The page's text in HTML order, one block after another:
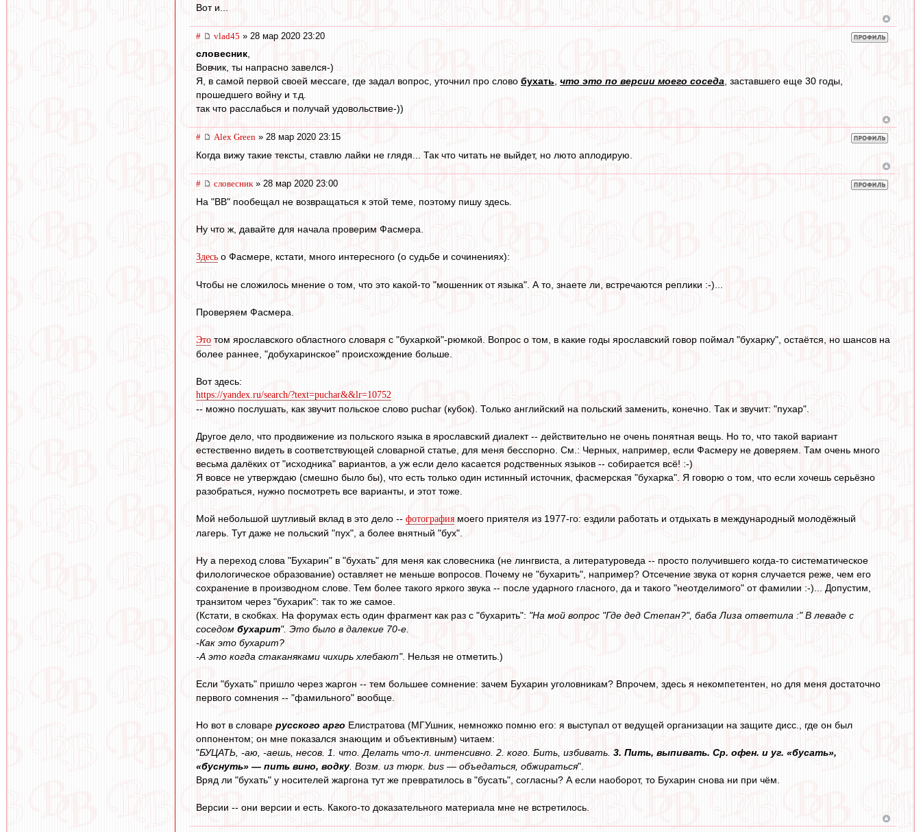
Вот и...
# vlad45 » 28 мар 2020 23:20
словесник,
Вовчик, ты напрасно завелся-)
Я, в самой первой своей мессаге, где задал вопрос, уточнил про слово бухать, что это по версии моего соседа, заставшего еще 30 годы,
прошедшего войну и т.д.
так что расслабься и получай удовольствие-))
# Alex Green » 28 мар 2020 23:15
Когда вижу такие тексты, ставлю лайки не глядя... Так что читать не выйдет, но люто аплодирую.
# словесник » 28 мар 2020 23:00
На "ВВ" пообещал не возвращаться к этой теме, поэтому пишу здесь.
Ну что ж, давайте для начала проверим Фасмера.
Здесь о Фасмере, кстати, много интересного (о судьбе и сочинениях):
Чтобы не сложилось мнение о том, что это какой-то "мошенник от языка". А то, знаете ли, встречаются реплики :-)...
Проверяем Фасмера.
Это том ярославского областного словаря с "бухаркой"-рюмкой. Вопрос о том, в какие годы ярославский говор поймал "бухарку", остаётся, но шансов на
более раннее, "добухаринское" происхождение больше.
Вот здесь:
https://yandex.ru/search/?text=puchar&&lr=10752
-- можно послушать, как звучит польское слово puchar (кубок). Только английский на польский заменить, конечно. Так и звучит: "пухар".
Другое дело, что продвижение из польского языка в ярославский диалект -- действительно не очень понятная вещь. Но то, что такой вариант
естественно видеть в соответствующей словарной статье, для меня бесспорно. См.: Черных, например, если Фасмеру не доверяем. Там очень много
весьма далёких от "исходника" вариантов, а уж если дело касается родственных языков -- собирается всё! :-)
Я вовсе не утверждаю (смешно было бы), что есть только один истинный источник, фасмерская "бухарка". Я говорю о том, что если хочешь серьёзно
разобраться, нужно посмотреть все варианты, и этот тоже.
Мой небольшой шутливый вклад в это дело -- фотография моего приятеля из 1977-го: ездили работать и отдыхать в международный молодёжный
лагерь. Тут даже не польский "пух", а более внятный "бух".
Ну а переход слова "Бухарин" в "бухать" для меня как словесника (не лингвиста, а литературоведа -- просто получившего когда-то систематическое
филологическое образование) оставляет не меньше вопросов. Почему не "бухарить", например? Отсечение звука от корня случается реже, чем его
сохранение в производном слове. Тем более такого яркого звука -- после ударного гласного, да и такого "неотделимого" от фамилии :-)... Допустим,
транзитом через "бухарик": так то же самое.
(Кстати, в скобках. На форумах есть один фрагмент как раз с "бухарить": "На мой вопрос "Где дед Степан?", баба Лиза ответила :" В леваде с
соседом бухарит". Это было в далекие 70-е.
-Как это бухарит?
-А это когда стаканяками чихирь хлебают". Нельзя не отметить.)
Если "бухать" пришло через жаргон -- тем большее сомнение: зачем Бухарин уголовникам? Впрочем, здесь я некомпетентен, но для меня достаточно
первого сомнения -- "фамильного" вообще.
Но вот в словаре русского арго Елистратова (МГУшник, немножко помню его: я выступал от ведущей организации на защите дисс., где он был
оппонентом; он мне показался знающим и объективным) читаем:
"БУЦАТЬ, -аю, -аешь, несов. 1. что. Делать что-л. интенсивно. 2. кого. Бить, избивать. 3. Пить, выпивать. Ср. офен. и уг. «бусать»,
«буснуть» — пить вино, водку. Возм. из тюрк. bus — объедаться, обжираться".
Вряд ли "бухать" у носителей жаргона тут же превратилось в "бусать", согласны? А если наоборот, то Бухарин снова ни при чём.
Версии -- они версии и есть. Какого-то доказательного материала мне не встретилось.